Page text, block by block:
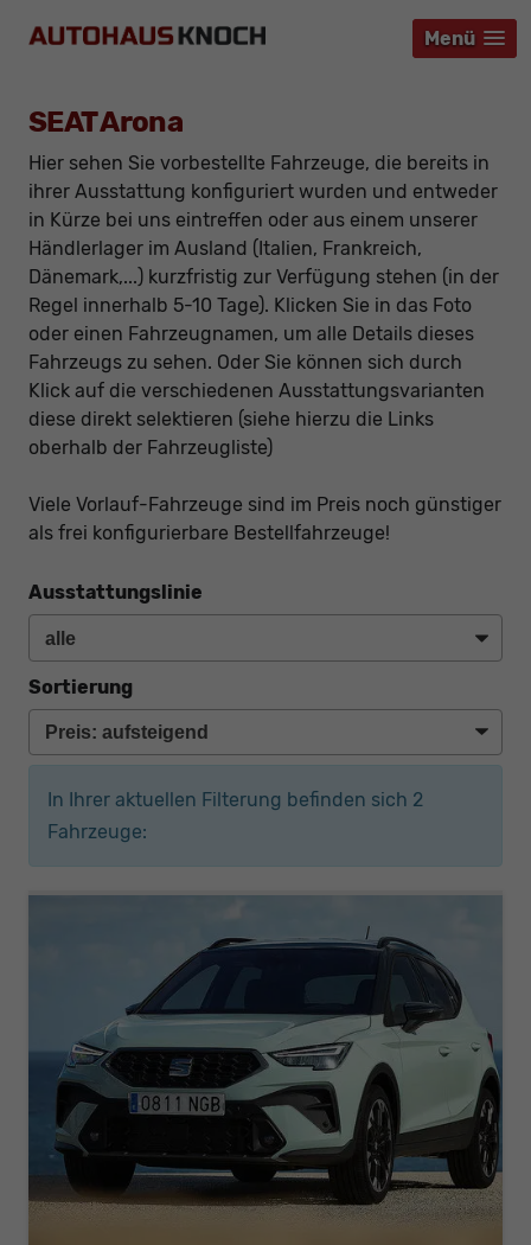
Menü
Menü
Menü
SEAT Arona
Hier sehen Sie vorbestellte Fahrzeuge, die bereits in
ihrer Ausstattung konfiguriert wurden und entweder
in Kürze bei uns eintreffen oder aus einem unserer
Händlerlager im Ausland (Italien, Frankreich,
Dänemark,...) kurzfristig zur Verfügung stehen (in der
Regel innerhalb 5-10 Tage). Klicken Sie in das Foto
oder einen Fahrzeugnamen, um alle Details dieses
Fahrzeugs zu sehen. Oder Sie können sich durch
Klick auf die verschiedenen Ausstattungsvarianten
diese direkt selektieren (siehe hierzu die Links
oberhalb der Fahrzeugliste)
Viele Vorlauf-Fahrzeuge sind im Preis noch günstiger
als frei konfigurierbare Bestellfahrzeuge!
Ausstattungslinie
Sortierung
In Ihrer aktuellen Filterung befinden sich 2
Fahrzeuge: